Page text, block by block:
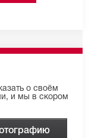
о своём
и мы в скором